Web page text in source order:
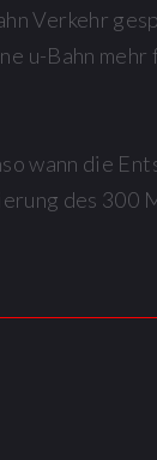
Verkehr
u-Bahn mehr
wann die
des 300